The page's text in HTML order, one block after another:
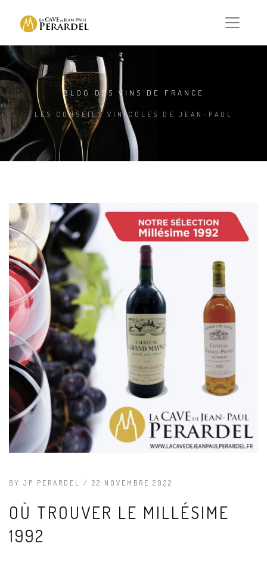
BLOG DES VINS DE FRANCE
LES CONSEILS VINICOLES DE JEAN-PAUL
BY JP PERARDEL / 22 NOVEMBRE 2022
OÙ TROUVER LE MILLÉSIME
1992